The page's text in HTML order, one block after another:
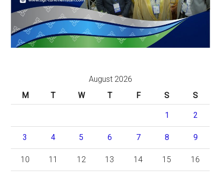
August 2026
M
T W T F S S
1 2
3 4 5 6 7 8 9
10 11 12 13 14 15 16